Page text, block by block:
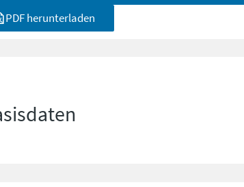
PDF herunterladen